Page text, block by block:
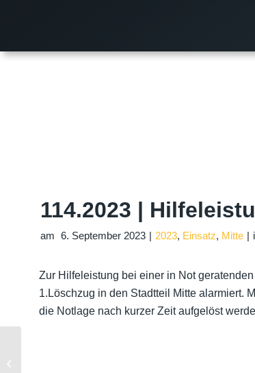
114.2023 |
am 6. September 2023 | 2023, Einsatz, Mitte |
Zur Hilfeleistung bei einer in Not
1.Löschzug in den Stadtteil Mitte alarmiert.
die Notlage nach kurzer Zeit aufgelöst